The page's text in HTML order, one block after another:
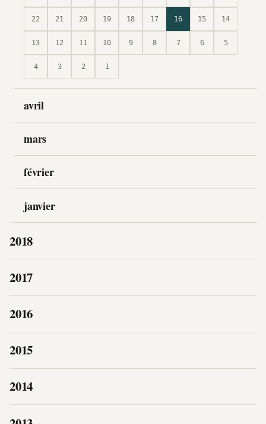
22 21 20 19 18 17 16 15 14
13 12 11 10 9 8 7 6 5
4 3 2 1
avril
mars
février
janvier
2018
2017
2016
2015
2014